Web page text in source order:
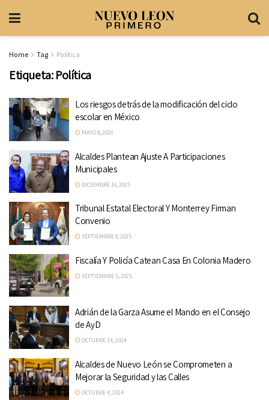
Home Tag Política
Etiqueta:Política
Los riesgos detrás de la modificación del ciclo
escolar en México
MAYO 8, 2026
Alcaldes Plantean Ajuste A Participaciones
Municipales
DICIEMBRE 16, 2025
Tribunal Estatal Electoral Y Monterrey Firman
Convenio
SEPTIEMBRE 9, 2025
Fiscalía Y Policía Catean Casa En Colonia Madero
SEPTIEMBRE 5, 2025
Adrián de la Garza Asume el Mando en el Consejo
de AyD
OCTUBRE 14, 2024
Alcaldes de Nuevo León se Comprometen a
Mejorar la Seguridad y las Calles
OCTUBRE 4, 2024